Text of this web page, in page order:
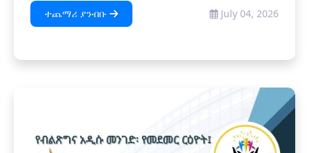
ተጨማሪ ያንብቡ July 04, 2026